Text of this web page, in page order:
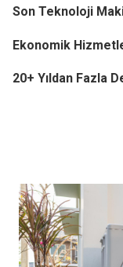
Son Teknoloji
Ekonomik
20+ Yıldan Fazla